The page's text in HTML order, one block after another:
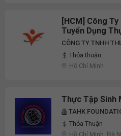
[HCM] Công
Tuyển Dụng
Khách Hàng
CÔNG TY TNHH
Thỏa thuận
Hồ Chí Minh
Thực Tập Sinh
TAHK
Thỏa Thuận
Hồ Chí Minh, Đà